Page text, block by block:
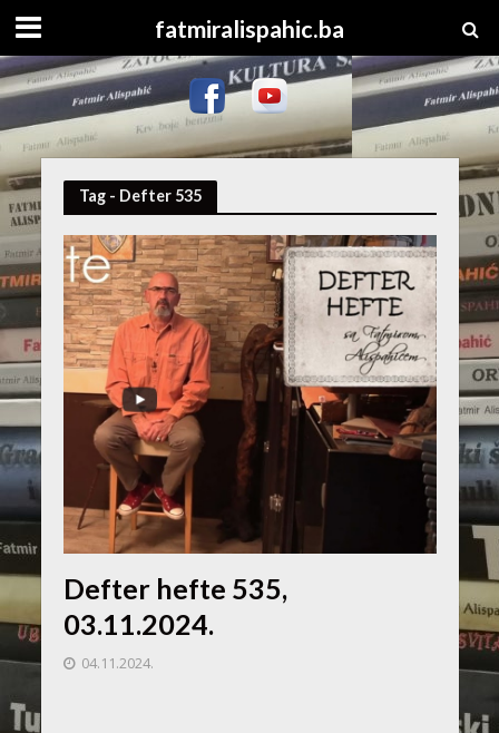
fatmiralispahic.ba
Tag - Defter 535
Defter hefte 535,
03.11.2024.
04.11.2024.